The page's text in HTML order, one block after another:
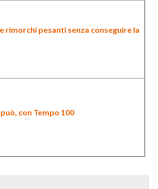
rimorchi pesanti senza conseguire la
, con Tempo 100